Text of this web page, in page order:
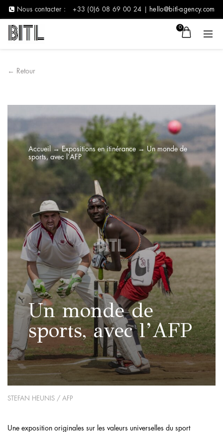
Nous contacter : +33 (0)6 08 69 00 24 | hello@bitl-agency.com
0
← Retour
Accueil →Expositions en itinérance→ Un monde de
sports, avec l’AFP
Un monde de
sports, avec l’AFP
STEFAN HEUNIS / AFP
Une exposition originales sur les valeurs universelles du sport